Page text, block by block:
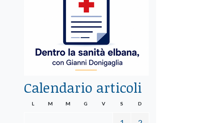
Calendario articoli
L M M G V S D